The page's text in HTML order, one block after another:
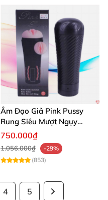
Âm Đạo Giả Pink Pussy
Rung Siêu Mượt Ngụy
Trang Đèn Pin
750.000₫
1.056.000₫
-29%
(853)
4 5